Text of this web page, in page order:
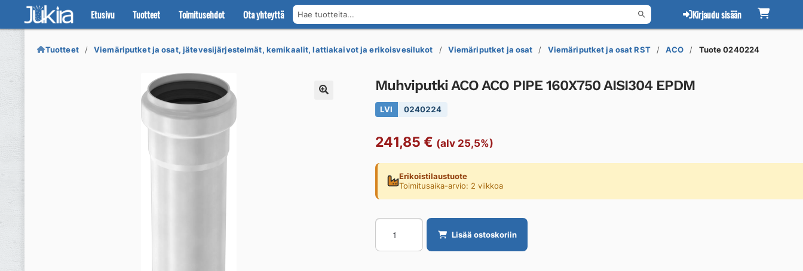
Etusivu Tuotteet Toimitusehdot Ota yhteyttä Hae tuotteita... Kirjaudu sisään
Siirry
navigointiin
Siirry
sisältöön
Tuotteet Viemäriputket ja osat, jätevesijärjestelmät, kemikaalit, lattiakaivot ja erikoisvesilukot Viemäriputket ja osat Viemäriputket ja osat RST ACO Tuote 0240224
Muhviputki ACO ACO PIPE 160X750 AISI304 EPDM
LVI 0240224
241,85 € (alv 25,5%)
Erikoistilaustuote
Toimitusaika-arvio: 2 viikkoa
Muhviputki
ACO
ACO
Lisää ostoskoriin